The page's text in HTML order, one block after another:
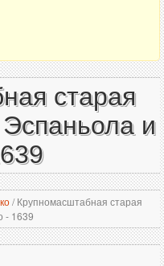
старая
Эспаньола и
/Крупномасштабная старая
- 1639